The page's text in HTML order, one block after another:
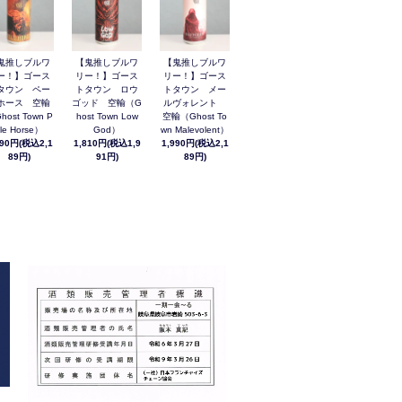
推しブルワ
！】ゴース
ウン ペー
ース 空輸
Town P
Horse）
円(税込2,1
89円)
【鬼推しブルワ
リー！】ゴース
トタウン ロウ
ゴッド 空輸（G
host Town Low
God）
1,810円(税込1,9
91円)
【鬼推しブルワ
リー！】ゴース
トタウン メー
ルヴォレント
空輸（Ghost To
wn Malevolent）
1,990円(税込2,1
89円)